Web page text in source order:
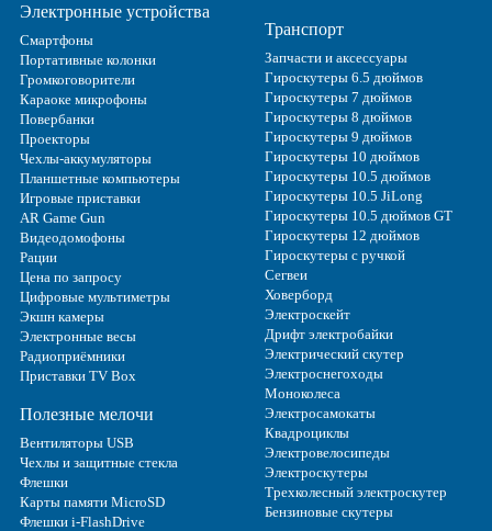
Электронные устройства
Смартфоны
Портативные колонки
Громкоговорители
Караоке микрофоны
Повербанки
Проекторы
Чехлы-аккумуляторы
Планшетные компьютеры
Игровые приставки
AR Game Gun
Видеодомофоны
Рации
Цена по запросу
Цифровые мультиметры
Экшн камеры
Электронные весы
Радиоприёмники
Приставки TV Box
Полезные мелочи
Вентиляторы USB
Чехлы и защитные стекла
Флешки
Карты памяти MicroSD
Флешки i-FlashDrive
Транспорт
Запчасти и аксессуары
Гироскутеры 6.5 дюймов
Гироскутеры 7 дюймов
Гироскутеры 8 дюймов
Гироскутеры 9 дюймов
Гироскутеры 10 дюймов
Гироскутеры 10.5 дюймов
Гироскутеры 10.5 JiLong
Гироскутеры 10.5 дюймов GT
Гироскутеры 12 дюймов
Гироскутеры с ручкой
Сегвеи
Ховерборд
Электроскейт
Дрифт электробайки
Электрический скутер
Электроснегоходы
Моноколеса
Электросамокаты
Квадроциклы
Электровелосипеды
Электроскутеры
Трехколесный электроскутер
Бензиновые скутеры